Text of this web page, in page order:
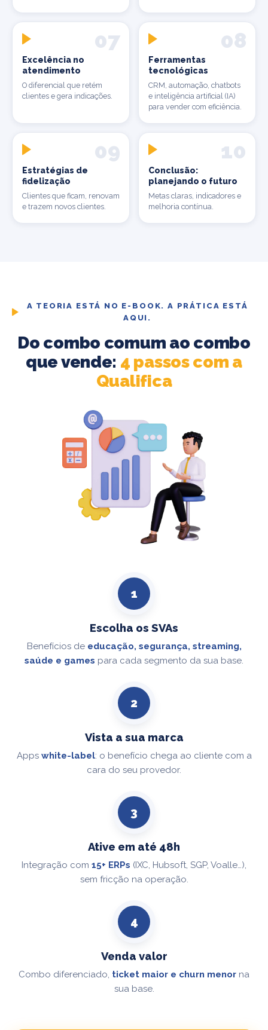
07
Excelência no
atendimento
O diferencial que retém
clientes e gera indicações.
08
Ferramentas
tecnológicas
CRM, automação, chatbots
e inteligência artificial (IA)
para vender com eficiência.
09
Estratégias de
fidelização
Clientes que ficam, renovam
e trazem novos clientes.
10
Conclusão:
planejando o futuro
Metas claras, indicadores e
melhoria contínua.
A TEORIA ESTÁ NO E-BOOK. A PRÁTICA ESTÁ
AQUI.
Do combo comum ao combo
que vende: 4 passos com a
Qualifica
1
Escolha os SVAs
Benefícios de educação, segurança, streaming,
saúde e games para cada segmento da sua base.
2
Vista a sua marca
Apps white-label: o benefício chega ao cliente com a
cara do seu provedor.
3
Ative em até 48h
Integração com 15+ ERPs (IXC, Hubsoft, SGP, Voalle…),
sem fricção na operação.
4
Venda valor
Combo diferenciado, ticket maior e churn menor na
sua base.